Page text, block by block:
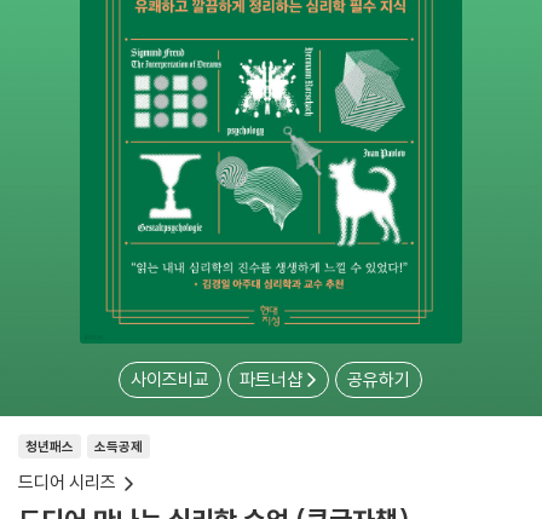
사이즈비교 파트너샵 공유하기
소득공제
청년패스
드디어 시리즈